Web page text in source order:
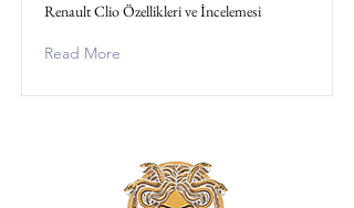
Renault Clio Özellikleri ve İncelemesi
Read More